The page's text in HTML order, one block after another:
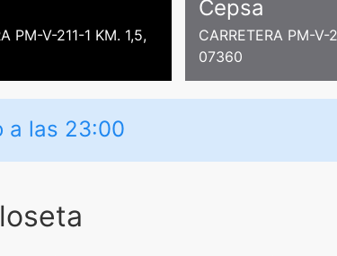
PM-V-211-1 KM. 1,5,
Cepsa
CARRETERA PM-V-
07360
a las 23:00